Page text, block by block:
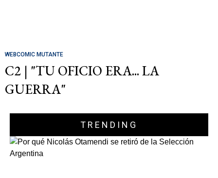
WEBCOMIC MUTANTE
C2 | "TU OFICIO ERA... LA
GUERRA"
TRENDING